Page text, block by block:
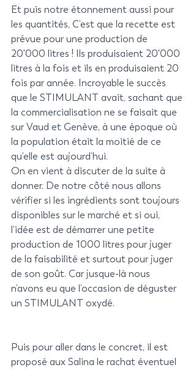
Et puis notre étonnement aussi pour
les quantités, C’est que la recette est
prévue pour une production de
20'000 litres ! Ils produisaient 20'000
litres à la fois et ils en produisaient 20
fois par année. Incroyable le succès
que le STIMULANT avait, sachant que
la commercialisation ne se faisait que
sur Vaud et Genève, à une époque où
la population était la moitié de ce
qu’elle est aujourd’hui.
On en vient à discuter de la suite à
donner. De notre côté nous allons
vérifier si les ingrédients sont toujours
disponibles sur le marché et si oui,
l’idée est de démarrer une petite
production de 1000 litres pour juger
de la faisabilité et surtout pour juger
de son goût. Car jusque-là nous
n’avons eu que l’occasion de déguster
un STIMULANT oxydé.
Puis pour aller dans le concret, il est
proposé aux Salina le rachat éventuel